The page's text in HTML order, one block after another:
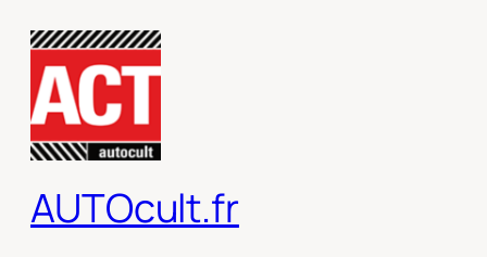
contenu
AUTOcult.fr